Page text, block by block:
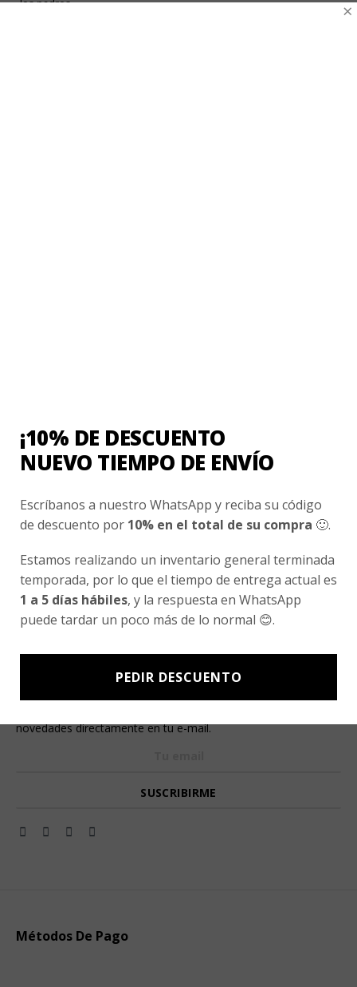
los padres...
Cambios y Devoluciones
¿Cómo Medirme?
Conocenos
Fair Trade | Hecho En Chile
Inversionistas
Blog
Newsletter signup
novedades directamente en tu e-mail.
Métodos De Pago
¡10% DE DESCUENTO
NUEVO TIEMPO DE ENVÍO
Escríbanos a nuestro WhatsApp y reciba su código
de descuento por 10% en el total de su compra 🙂.
Estamos realizando un inventario general terminada
temporada, por lo que el tiempo de entrega actual es
1 a 5 días hábiles, y la respuesta en WhatsApp
puede tardar un poco más de lo normal 😊.
PEDIR DESCUENTO
×